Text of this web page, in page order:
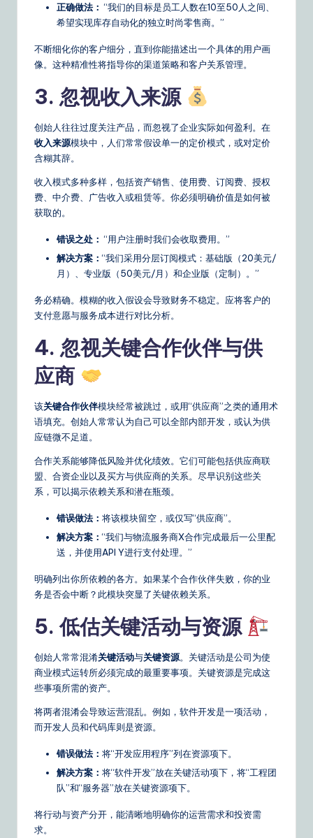
o
lu
o
正确做法： “我们的目标是员工人数在10至50人之间、
希望实现库存自动化的独立时尚零售商。”
不断细化你的客户细分，直到你能描述出一个具体的用户画
像。这种精准性将指导你的渠道策略和客户关系管理。
3. 忽视收入来源
创始人往往过度关注产品，而忽视了企业实际如何盈利。在
收入来源模块中，人们常常假设单一的定价模式，或对定价
含糊其辞。
收入模式多种多样，包括资产销售、使用费、订阅费、授权
费、中介费、广告收入或租赁等。你必须明确价值是如何被
获取的。
错误之处： “用户注册时我们会收取费用。”
解决方案：“我们采用分层订阅模式：基础版（20美元/
月）、专业版（50美元/月）和企业版（定制）。”
务必精确。模糊的收入假设会导致财务不稳定。应将客户的
支付意愿与服务成本进行对比分析。
4. 忽视关键合作伙伴与供
应商
该关键合作伙伴模块经常被跳过，或用“供应商”之类的通用术
语填充。创始人常常认为自己可以全部内部开发，或认为供
应链微不足道。
合作关系能够降低风险并优化绩效。它们可能包括供应商联
盟、合资企业以及买方与供应商的关系。尽早识别这些关
系，可以揭示依赖关系和潜在瓶颈。
错误做法： 将该模块留空，或仅写“供应商”。
解决方案：“我们与物流服务商X合作完成最后一公里配
送，并使用API Y进行支付处理。”
明确列出你所依赖的各方。如果某个合作伙伴失败，你的业
务是否会中断？此模块突显了关键依赖关系。
5. 低估关键活动与资源
创始人常常混淆关键活动与关键资源。关键活动是公司为使
商业模式运转所必须完成的最重要事项。关键资源是完成这
些事项所需的资产。
将两者混淆会导致运营混乱。例如，软件开发是一项活动，
而开发人员和代码库则是资源。
错误做法： 将“开发应用程序”列在资源项下。
解决方案： 将“软件开发”放在关键活动项下，将“工程团
队”和“服务器”放在关键资源项下。
将行动与资产分开，能清晰地明确你的运营需求和投资需
求。